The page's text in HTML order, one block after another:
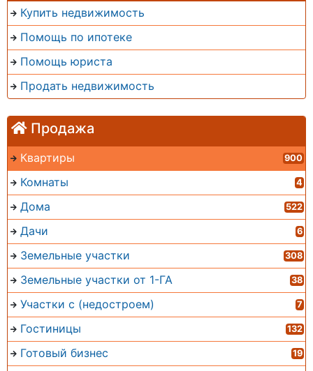
Купить недвижимость
Помощь по ипотеке
Помощь юриста
Продать недвижимость
Продажа
Квартиры 900
Комнаты 4
Дома 522
Дачи 6
Земельные участки 308
Земельные участки от 1-ГА 38
Участки с (недостроем) 7
Гостиницы 132
Готовый бизнес 19